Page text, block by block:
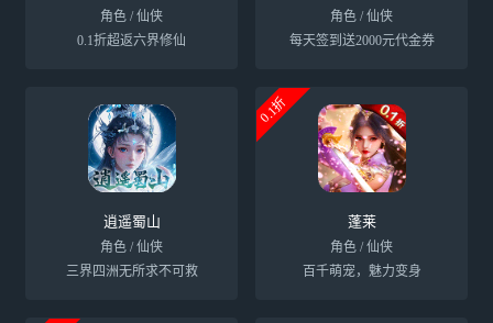
角色 / 仙侠
0.1折超返六界修仙
角色 / 仙侠
每天签到送2000元代金券
逍遥蜀山
角色 / 仙侠
三界四洲无所求不可救
0.1折
蓬莱
角色 / 仙侠
百千萌宠，魅力变身